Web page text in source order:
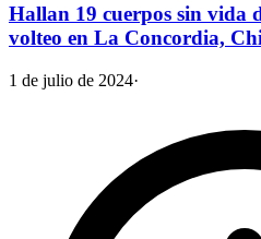
Hallan 19 cuerpos sin vida
volteo en La Concordia,
1 de julio de 2024·